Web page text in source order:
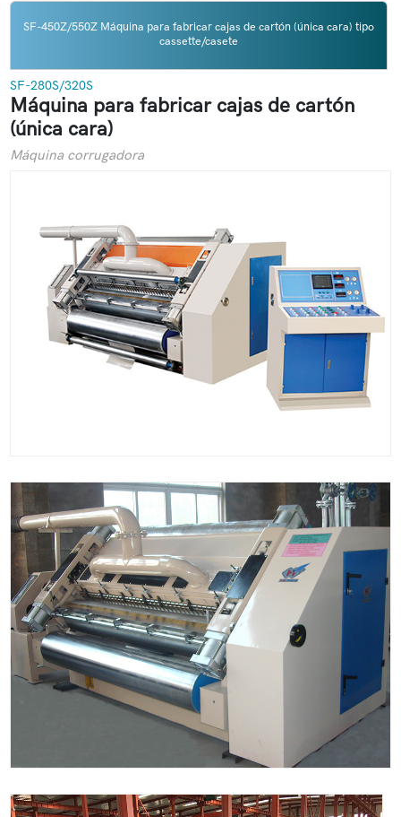
SF-450Z/550Z Máquina para fabricar cajas de cartón (única cara) tipo
cassette/casete
SF-280S/320S
Máquina para fabricar cajas de cartón
(única cara)
Máquina corrugadora